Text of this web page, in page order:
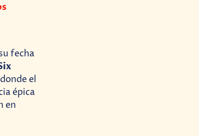
fecha
el
épica
en